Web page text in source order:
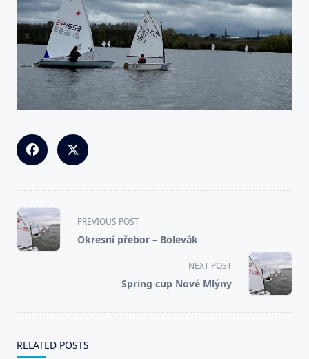
<span
class="nav-
subtitle
PREVIOUS POST
Okresní přebor – Bolevák
NEXT POST
Spring cup Nové Mlýny
RELATED POSTS